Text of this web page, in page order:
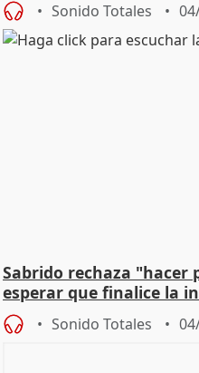
Sonido Totales
Sabrido rechaza "hacer
esperar que finalice la
Sonido Totales